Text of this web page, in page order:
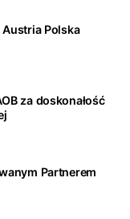
Polska
za doskonałość
Partnerem